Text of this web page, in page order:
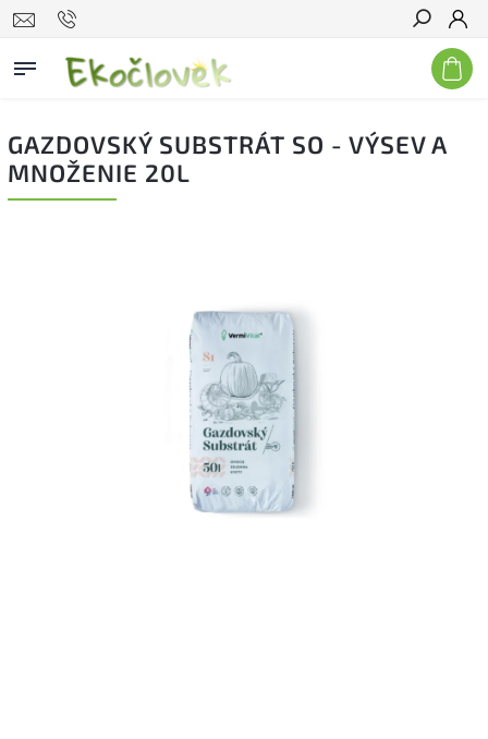
Hľadať
GAZDOVSKÝ SUBSTRÁT SO - VÝSEV A
MNOŽENIE 20L